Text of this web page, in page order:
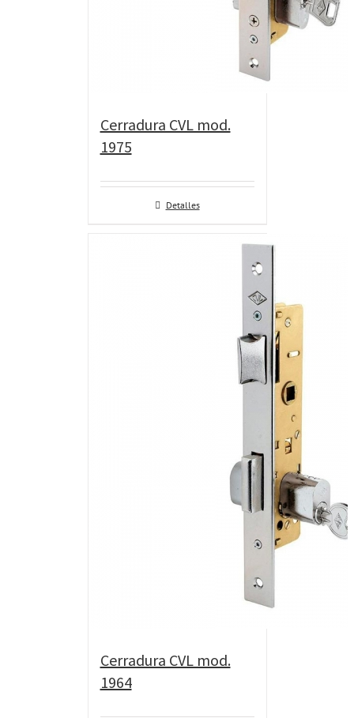
Cerradura CVL mod.
1975
Detalles
Cerradura CVL mod.
1964